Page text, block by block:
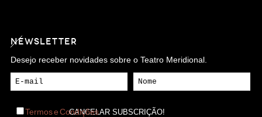
NEWSLETTER
Desejo receber novidades sobre o Teatro Meridional.
Termos e Condições